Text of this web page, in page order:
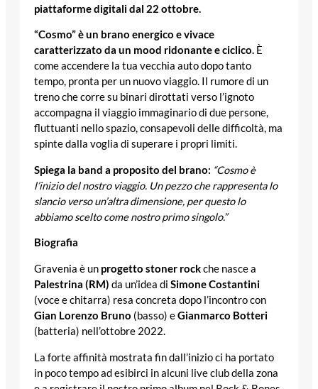
piattaforme digitali dal 22 ottobre.
“Cosmo” è un brano energico e vivace
caratterizzato da un mood ridonante e ciclico. È
come accendere la tua vecchia auto dopo tanto
tempo, pronta per un nuovo viaggio. Il rumore di un
treno che corre su binari dirottati verso l’ignoto
accompagna il viaggio immaginario di due persone,
fluttuanti nello spazio, consapevoli delle difficoltà, ma
spinte dalla voglia di superare i propri limiti.
Spiega la band a proposito del brano: “Cosmo è
l’inizio del nostro viaggio. Un pezzo che rappresenta lo
slancio verso un’altra dimensione, per questo lo
abbiamo scelto come nostro primo singolo.”
Biografia
Gravenia è un progetto stoner rockche nasce a
Palestrina (RM) da un’idea di Simone Costantini
(voce e chitarra) resa concreta dopo l’incontro con
Gian Lorenzo Bruno (basso) eGianmarco Botteri
(batteria) nell’ottobre 2022.
La forte affinità mostrata fin dall’inizio ci ha portato
in poco tempo ad esibirci in alcuni live club della zona